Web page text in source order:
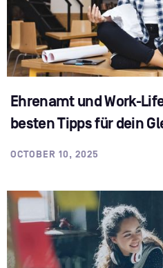
Ehrenamt und Work-
besten Tipps für dein
OCTOBER 10, 2025